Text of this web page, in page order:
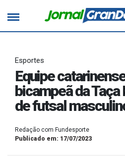
Esportes
Equipe
bicampeã da
de futsal
Redação com Fundesporte
Publicado em: 17/07/2023